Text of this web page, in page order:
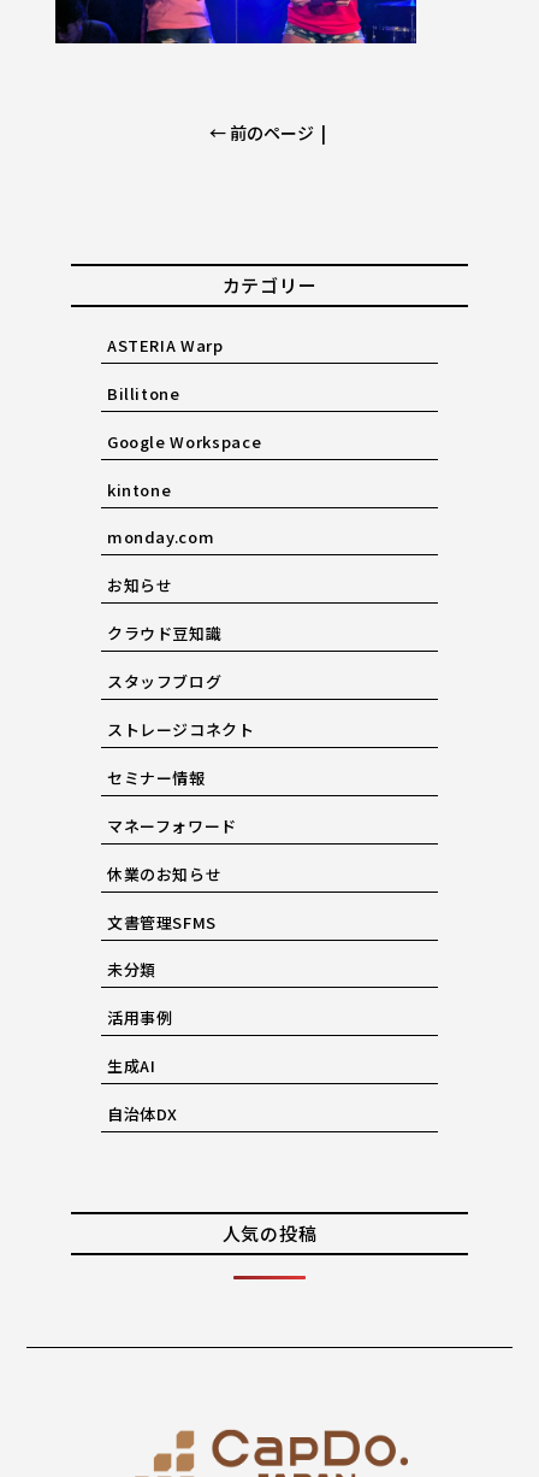
← 前のページ |
カテゴリー
ASTERIA Warp
Billitone
Google Workspace
kintone
monday.com
お知らせ
クラウド豆知識
スタッフブログ
ストレージコネクト
セミナー情報
マネーフォワード
休業のお知らせ
文書管理SFMS
未分類
活用事例
生成AI
自治体DX
人気の投稿